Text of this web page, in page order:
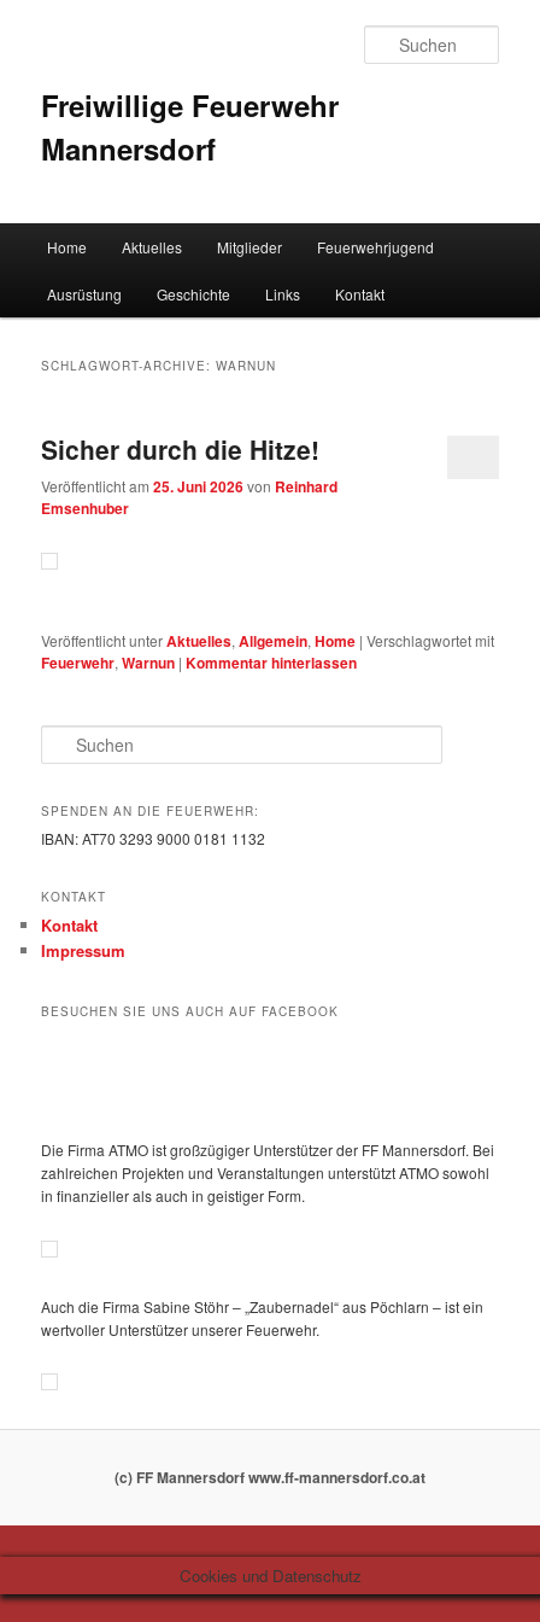
Freiwillige Feuerwehr
Mannersdorf
Zum Inhalt wechseln
Zum sekundären Inhalt wechseln
Home Aktuelles Mitglieder Feuerwehrjugend
Ausrüstung Geschichte Links Kontakt
SCHLAGWORT-ARCHIVE:WARNUN
Sicher durch die Hitze!
Veröffentlicht am25. Juni 2026von Reinhard
Emsenhuber
Veröffentlicht unterAktuelles,Allgemein,Home |Verschlagwortet mit
Feuerwehr,Warnun |Kommentar hinterlassen
Suchen
SPENDEN AN DIE FEUERWEHR:
IBAN: AT70 3293 9000 0181 1132
KONTAKT
Kontakt
Impressum
BESUCHEN SIE UNS AUCH AUF FACEBOOK
Die Firma ATMO ist großzügiger Unterstützer der FF Mannersdorf. Bei
zahlreichen Projekten und Veranstaltungen unterstützt ATMO sowohl
in finanzieller als auch in geistiger Form.
Auch die Firma Sabine Stöhr – „Zaubernadel“ aus Pöchlarn – ist ein
wertvoller Unterstützer unserer Feuerwehr.
(c) FF Mannersdorf www.ff-mannersdorf.co.at
Cookies und Datenschutz